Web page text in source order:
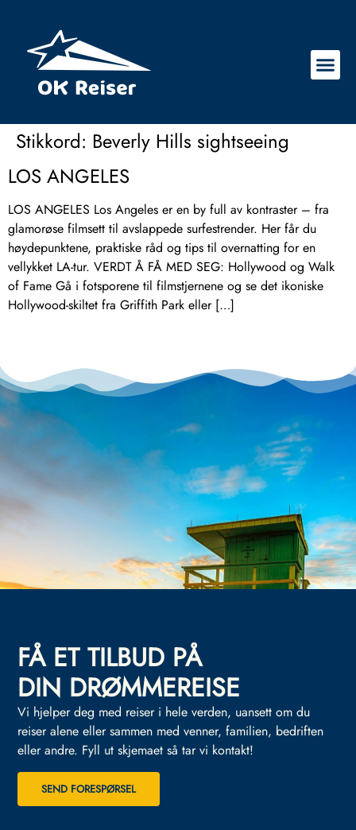
Stikkord: Beverly Hills sightseeing
LOS ANGELES
LOS ANGELES Los Angeles er en by full av kontraster – fra
glamorøse filmsett til avslappede surfestrender. Her får du
høydepunktene, praktiske råd og tips til overnatting for en
vellykket LA-tur. VERDT Å FÅ MED SEG: Hollywood og Walk
of Fame Gå i fotsporene til filmstjernene og se det ikoniske
Hollywood-skiltet fra Griffith Park eller […]
FÅ ET TILBUD PÅ
DIN DRØMMEREISE
Vi hjelper deg med reiser i hele verden, uansett om du
reiser alene eller sammen med venner, familien, bedriften
eller andre. Fyll ut skjemaet så tar vi kontakt!
SEND FORESPØRSEL